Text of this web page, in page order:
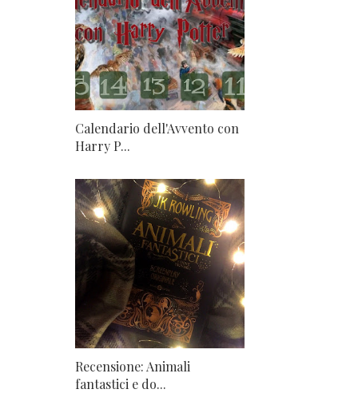
Calendario dell'Avvento con
Harry P...
Recensione: Animali
fantastici e do...